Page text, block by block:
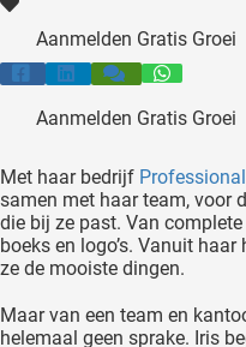
Aanmelden Gratis Groei
Aanmelden Gratis Groei
Met haar bedrijf
samen met haar team, voor
die bij ze past. Van
boeks en logo’s. Vanuit
ze de mooiste dingen.
Maar van een team en
helemaal geen sprake. Iris
om
te
van
te